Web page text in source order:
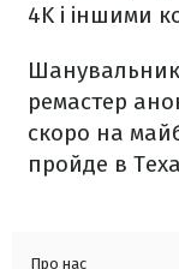
4K і іншими
ремастер
скоро на
пройде в
Про нас